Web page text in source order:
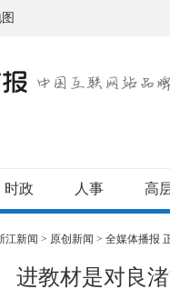
时政 人事 高
江新闻 > 原创新闻 > 全媒体播报
进教材是对良